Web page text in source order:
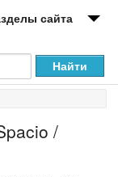
сайта
/